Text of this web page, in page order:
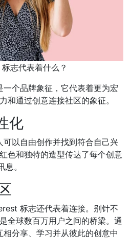
志代表着什么？
个品牌象征，它代表着更为宏
和通过创意连接社区的象征。
化
以自由创作并找到符合自己兴
色和独特的造型传达了每个创意
。
标志还代表着连接。别针不
全球数百万用户之间的桥梁。通
分享、学习并从彼此的创意中